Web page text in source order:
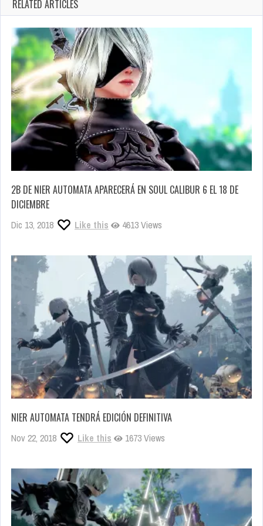
RELATED ARTICLES
2B DE NIER AUTOMATA APARECERÁ EN SOUL CALIBUR 6 EL 18 DE
DICIEMBRE
Dic 13, 2018 Like this 4613 Views
NIER AUTOMATA TENDRÁ EDICIÓN DEFINITIVA
Nov 22, 2018 Like this 1673 Views